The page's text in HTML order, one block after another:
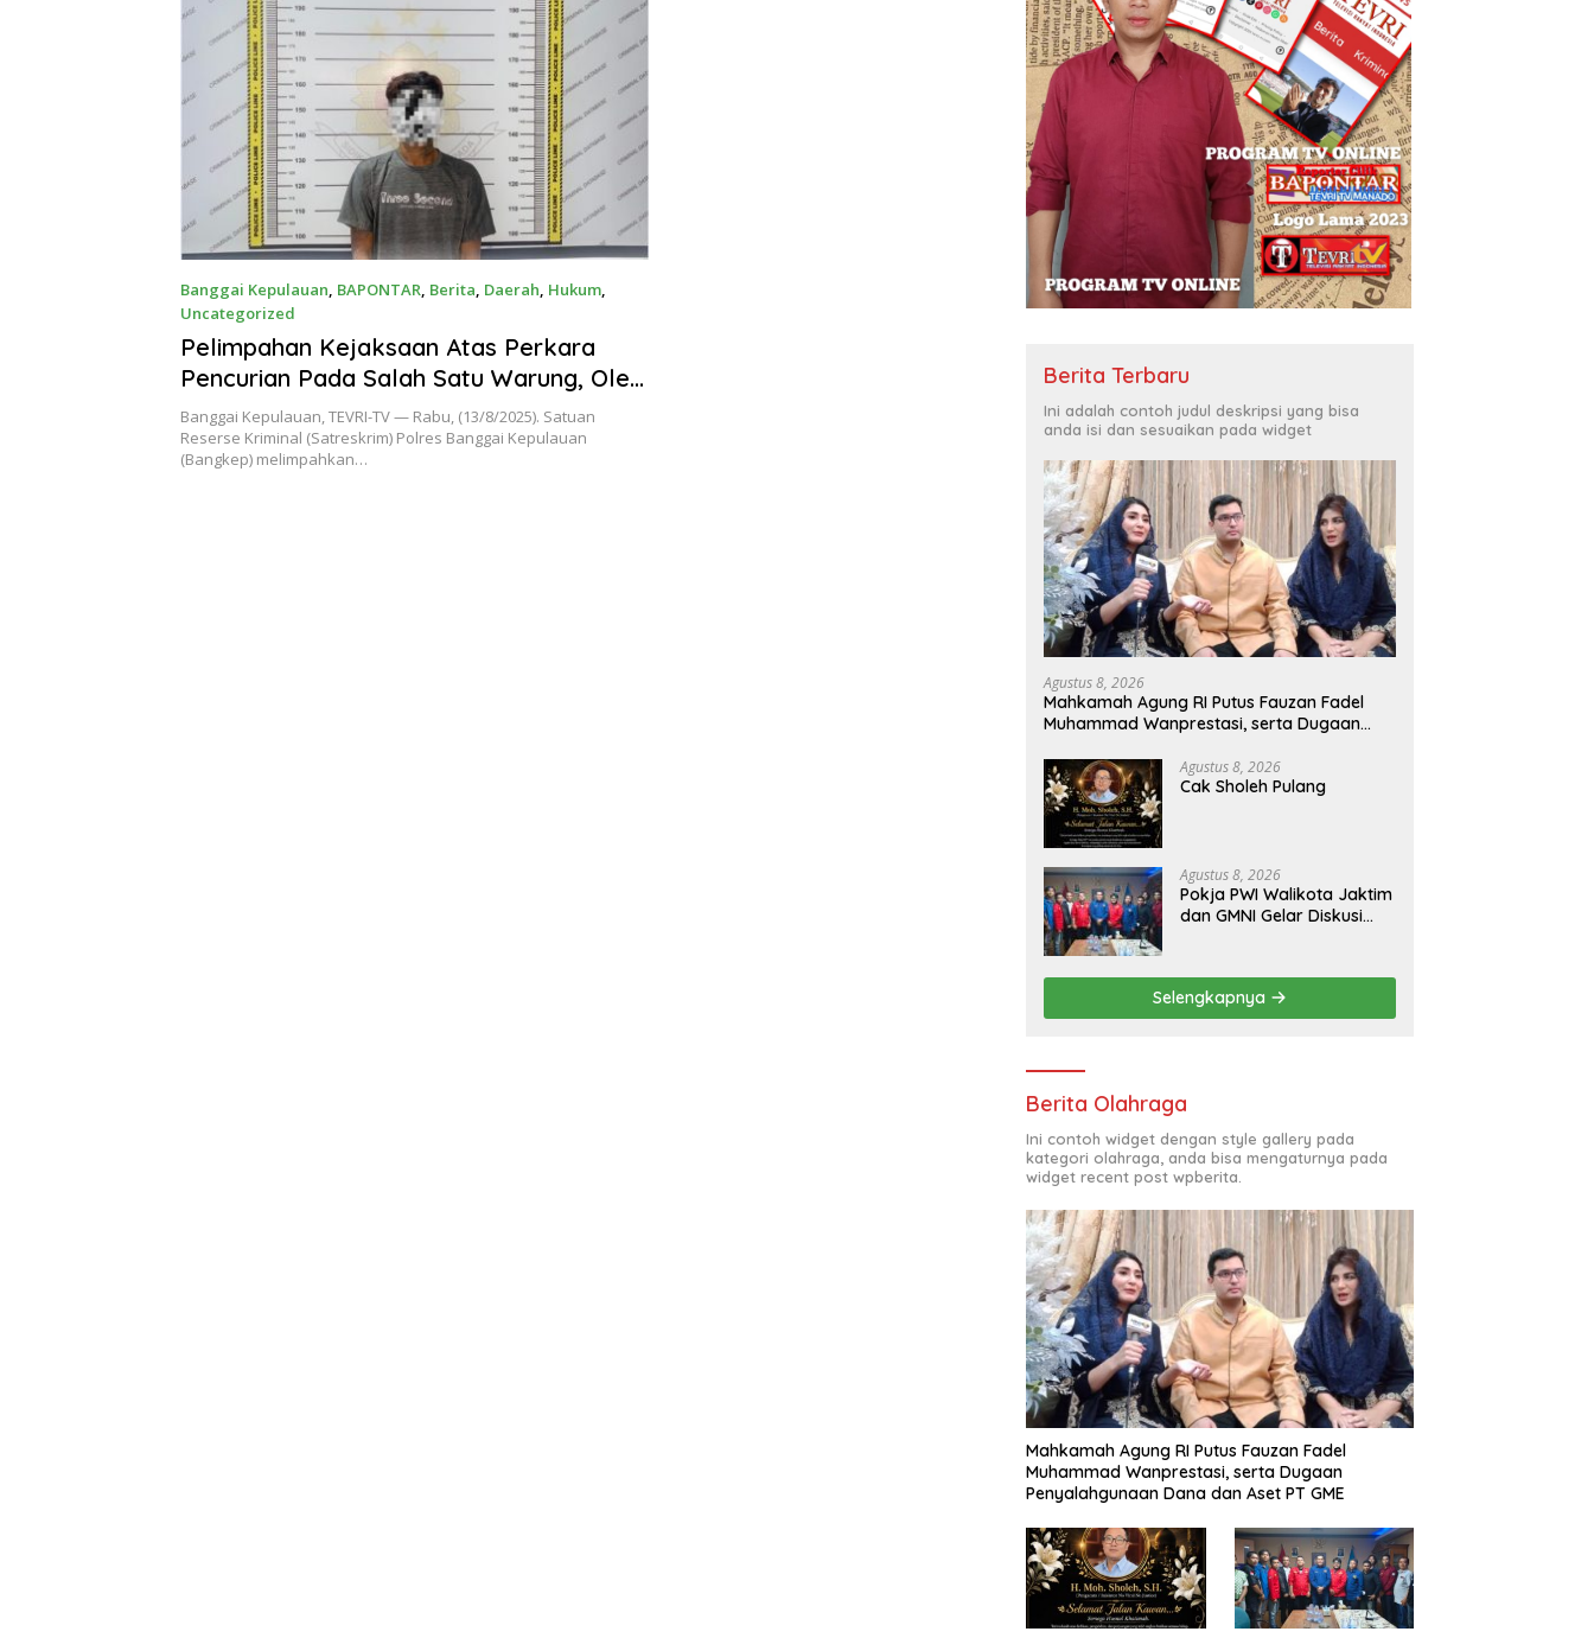
Banggai Kepulauan, BAPONTAR, Berita, Daerah, Hukum,
Uncategorized
Agustus 13, 2025
Pelimpahan Kejaksaan Atas Perkara
Pencurian Pada Salah Satu Warung, Oleh
Seorang Pemuda di Bangkep
Banggai Kepulauan, TEVRI-TV — Rabu, (13/8/2025). Satuan
Reserse Kriminal (Satreskrim) Polres Banggai Kepulauan
(Bangkep) melimpahkan…
Berita Terbaru
Ini adalah contoh judul deskripsi yang bisa
anda isi dan sesuaikan pada widget
Agustus 8, 2026
Mahkamah Agung RI Putus Fauzan Fadel
Muhammad Wanprestasi, serta Dugaan
Agustus 8, 2026
Cak Sholeh Pulang
Agustus 8, 2026
Pokja PWI Walikota Jaktim
dan GMNI Gelar Diskusi
Selengkapnya
Berita Olahraga
Ini contoh widget dengan style gallery pada
kategori olahraga, anda bisa mengaturnya pada
widget recent post wpberita.
Mahkamah Agung RI Putus Fauzan Fadel
Muhammad Wanprestasi, serta Dugaan
Penyalahgunaan Dana dan Aset PT GME